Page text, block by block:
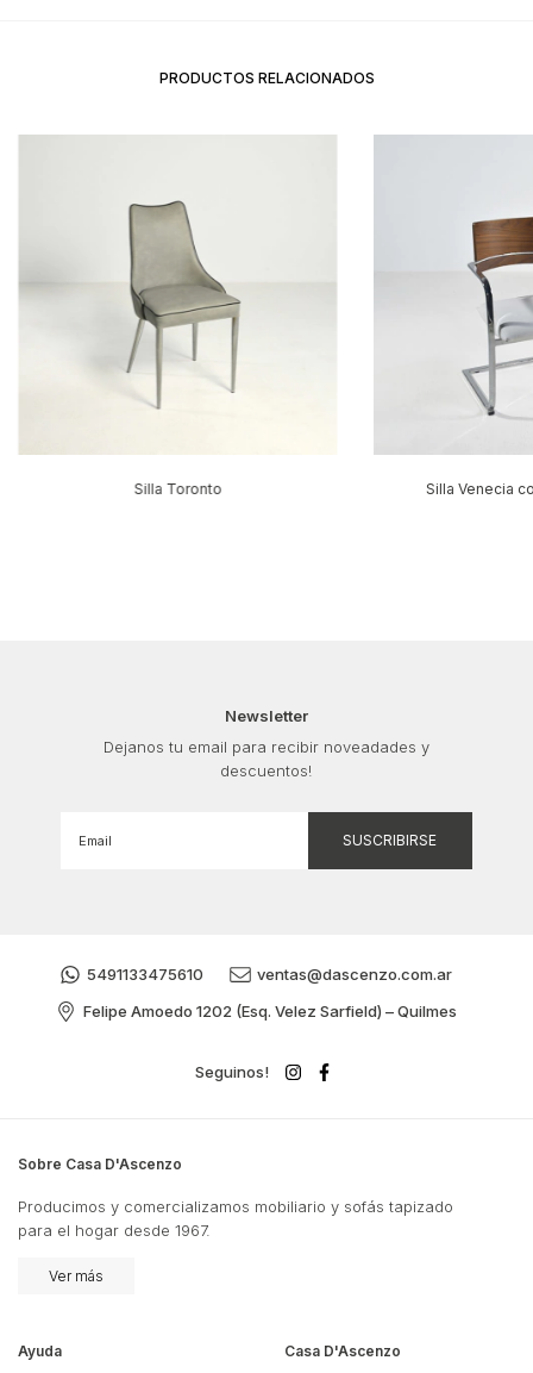
PRODUCTOS RELACIONADOS
Silla Toronto Silla Venecia
Newsletter
Dejanos tu email para recibir noveadades y
descuentos!
5491133475610
ventas@dascenzo.com.ar
Felipe Amoedo 1202 (Esq. Velez Sarfield) – Quilmes
Seguinos!
Sobre Casa D'Ascenzo
Producimos y comercializamos mobiliario y sofás tapizado
para el hogar desde 1967.
Ver más
Ayuda Casa D'Ascenzo